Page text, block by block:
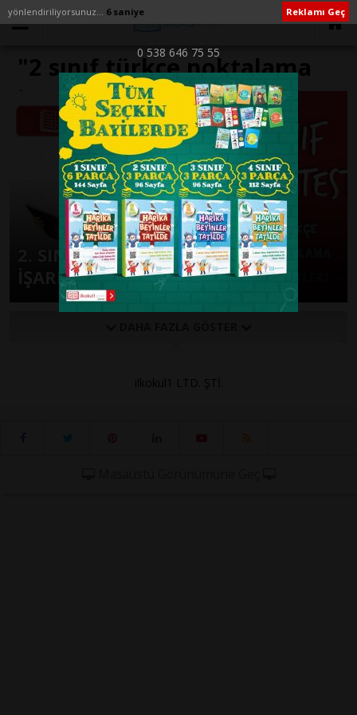
yönlendiriliyorsunuz... 6 saniye Reklamı Geç
0 538 646 75 55
"2 sınıf türkçe noktalama
işaretleri deftere
yapıştırma" ile İlişikli yazılar
2. SINIF TÜRKÇE NOKTALAMA
İŞARETLERİ – 2